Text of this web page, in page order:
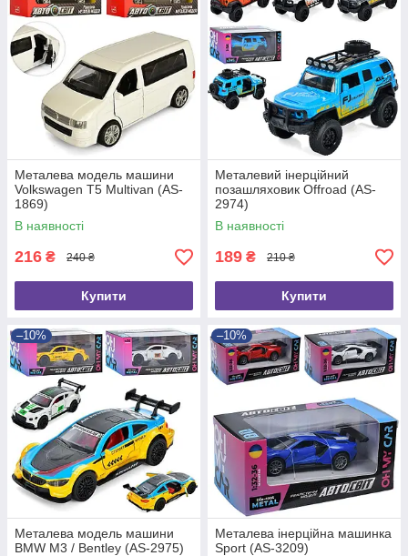
Металева модель машини
Volkswagen T5 Multivan (AS-
1869)
В наявності
216 ₴ 240 ₴
Купити
Металевий інерційний
позашляховик Offroad (AS-
2974)
В наявності
189 ₴ 210 ₴
Купити
–10%
Металева модель машини
BMW M3 / Bentley (AS-2975)
–10%
Металева інерційна машинка
Sport (AS-3209)